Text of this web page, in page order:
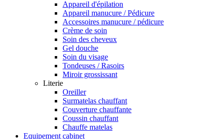
Appareil d'épilation
Appareil manucure / Pédicure
Accessoires manucure / pédicure
Crème de soin
Soin des cheveux
Gel douche
Soin du visage
Tondeuses / Rasoirs
Miroir grossissant
Literie
Oreiller
Surmatelas chauffant
Couverture chauffante
Coussin chauffant
Chauffe matelas
Equipement cabinet